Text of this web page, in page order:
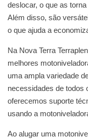
deslocar, o que as
Além disso, são
o que ajuda a
Na Nova Terra
melhores
uma ampla variedade
necessidades de todos
oferecemos suporte
usando a
Ao alugar uma